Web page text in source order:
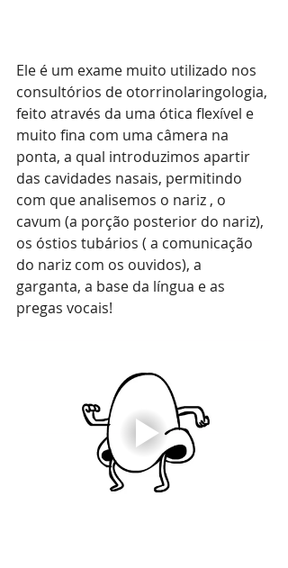
Ele é um exame muito utilizado nos
consultórios de otorrinolaringologia,
feito através da uma ótica flexível e
muito fina com uma câmera na
ponta, a qual introduzimos apartir
das cavidades nasais, permitindo
com que analisemos o nariz , o
cavum (a porção posterior do nariz),
os óstios tubários ( a comunicação
do nariz com os ouvidos), a
garganta, a base da língua e as
pregas vocais!